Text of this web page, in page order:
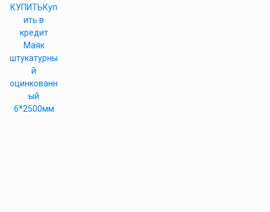
КУПИТЬКуп
ить в
кредит
Маяк
штукатурны
й
оцинкованн
ый
6*2500мм